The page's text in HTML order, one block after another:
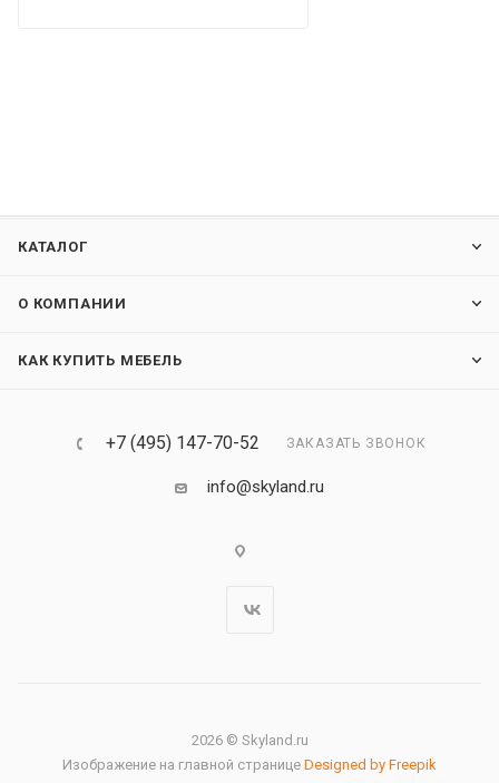
КАТАЛОГ
О КОМПАНИИ
КАК КУПИТЬ МЕБЕЛЬ
+7 (495) 147-70-52 ЗАКАЗАТЬ ЗВОНОК
info@skyland.ru
2026 © Skyland.ru
Изображение на главной странице Designed by Freepik